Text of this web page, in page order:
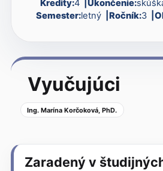
Kredity:4 Ukončenie:
Semester:letný Ročník:3
Vyučujúci
Ing. Marína Korčoková, PhD.
Zaradený v